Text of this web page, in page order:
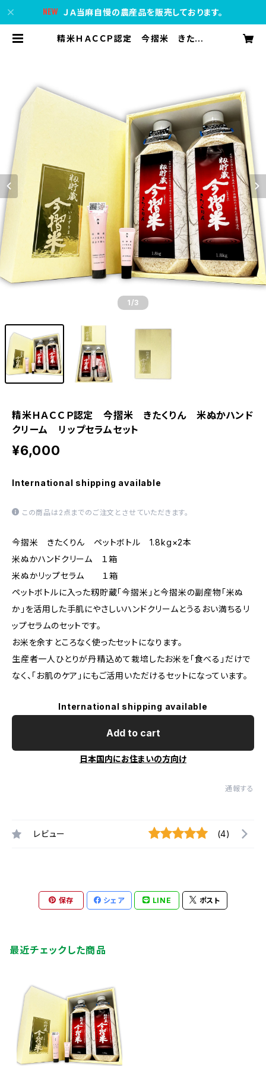
ＪＡ当麻自慢の農産品を販売しております。
精米ＨＡＣＣＰ認定 今摺米 きたくり
1 /3
精米ＨＡＣＣＰ認定 今摺米 きたくりん 米ぬかハンド
クリーム リップセラムセット
¥6,000
International shipping available
この商品は2点までのご注文とさせていただきます。
今摺米 きたくりん ペットボトル 1.8kg×2本
米ぬかハンドクリーム １箱
米ぬかリップセラム １箱
ペットボトルに入った籾貯蔵「今摺米」と今摺米の副産物「米ぬ
か」を活用した手肌にやさしいハンドクリームとうるおい満ちるリ
ップセラムのセットです。
お米を余すところなく使ったセットになります。
生産者一人ひとりが丹精込めて栽培したお米を「食べる」だけで
なく、「お肌のケア」にもご活用いただけるセットになっています。
International shipping available
Add to cart
日本国内にお住まいの方向け
通報する
レビュー (4)
保存 シェア LINE ポスト
最近チェックした商品